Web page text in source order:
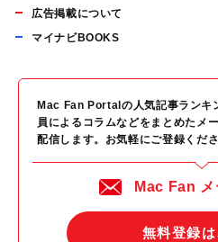
広告掲載について
マイナビBOOKS
Mac Fan Portalの人気記事ランキ
員によるコラムなどをまとめたメ
配信します。お気軽にご登録くださ
Mac Fan
無料登録